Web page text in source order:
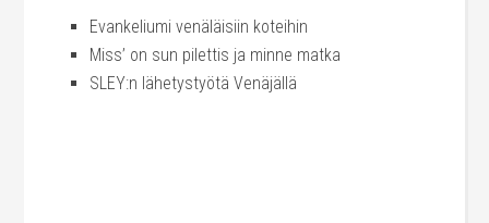
Evankeliumi venäläisiin koteihin
Miss’ on sun pilettis ja minne matka
SLEY:n lähetystyötä Venäjällä